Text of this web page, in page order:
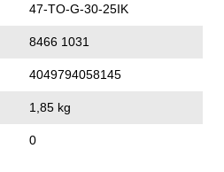
47-TO-G-30-25IK
8466 1031
4049794058145
1,85 kg
0